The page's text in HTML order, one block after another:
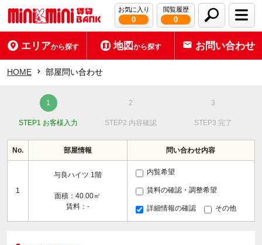
お気に入り
0
閲覧履歴
0
エリアから探す 地図から探す お問い合わせ
HOME 部屋問い合わせ
STEP1 お客様入力 STEP2 内容確認 STEP3 完了
No. 部屋情報 問い合わせ内容
1
与良ハイツ 1階
面積：40.00㎡
賃料：-
内覧希望
賃料の確認・調整希望
詳細情報の確認 その他